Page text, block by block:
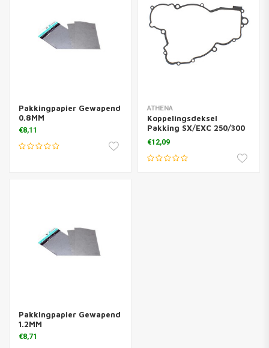
Pakkingpapier Gewapend
0.8MM
€8,11
ATHENA
Koppelingsdeksel
Pakking SX/EXC 250/300
08-16
€12,09
Pakkingpapier Gewapend
1.2MM
€8,71